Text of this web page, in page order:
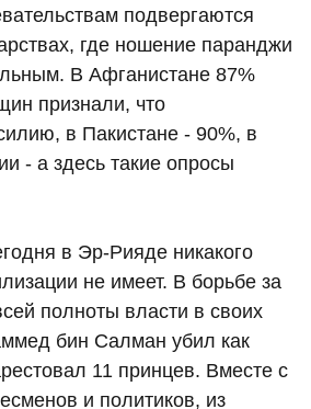
подвергаются
где ношение паранджи
В Афганистане 87%
признали, что
в Пакистане - 90%, в
- а здесь такие опросы
в Эр-Рияде никакого
не имеет. В борьбе за
полноты власти в своих
бин Салман убил как
11 принцев. Вместе с
и политиков, из